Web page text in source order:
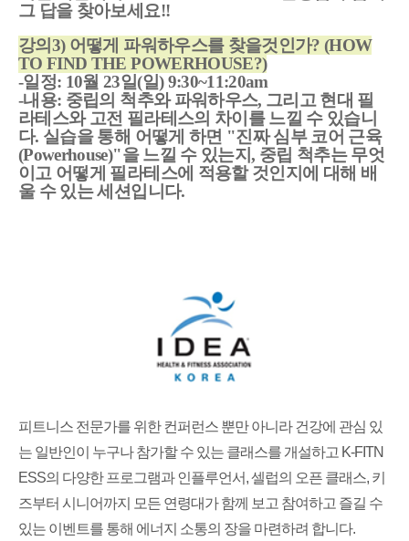
그 답을 찾아보세요!!
강의3) 어떻게 파워하우스를 찾을것인가? (HOW
TO FIND THE POWERHOUSE?)
-일정: 10월 23일(일) 9:30~11:20am
-내용: 중립의 척추와 파워하우스, 그리고 현대 필
라테스와 고전 필라테스의 차이를 느낄 수 있습니
다. 실습을 통해 어떻게 하면 "진짜 심부 코어 근육
(Powerhouse)"을 느낄 수 있는지, 중립 척추는 무엇
이고 어떻게 필라테스에 적용할 것인지에 대해 배
울 수 있는 세션입니다.
피트니스 전문가를 위한 컨퍼런스 뿐만 아니라 건강에 관심 있
는 일반인이 누구나 참가할 수 있는 클래스를 개설하고 K-FITN
ESS의 다양한 프로그램과 인플루언서, 셀럽의 오픈 클래스, 키
즈부터 시니어까지 모든 연령대가 함께 보고 참여하고 즐길 수
있는 이벤트를 통해 에너지 소통의 장을 마련하려 합니다.